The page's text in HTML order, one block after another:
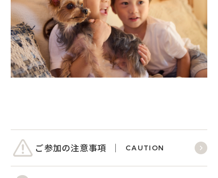
ご参加の注意事項 CAUTION